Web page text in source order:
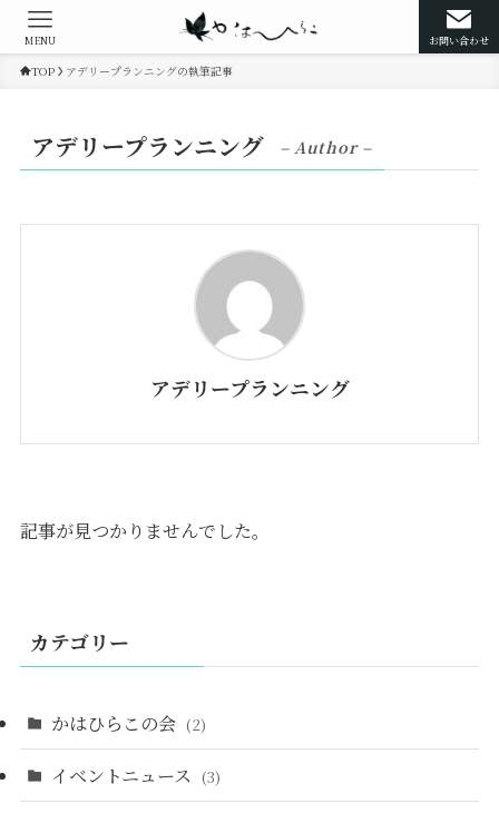
お問い合わせ
MENU
TOP アデリープランニングの執筆記事
アデリープランニング – Author –
アデリープランニング
記事が見つかりませんでした。
カテゴリー
かはひらこの会 (2)
イベントニュース (3)